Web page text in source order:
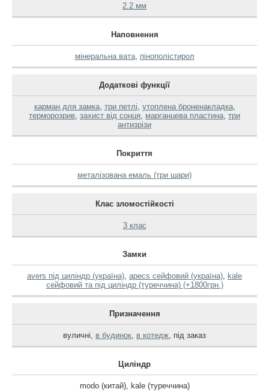
2.2 мм
Наповнення
мінеральна вата, пінополістирол
Додаткові функції
карман для замка, три петлі утоплена броненакладка,
терморозрив захист від сонця марганцева пластина три
антизрізи
Покриття
металізована емаль (три шари)
Клас зломостійкості
3 клас
Замки
avers під циліндр (україна) apecs сейфовий (україна) kale
сейфовий та під циліндр (туреччина) (+1800грн.)
Призначення
вуличні в будинок в котедж під заказ
Циліндр
modo (китай), kale (туреччина)